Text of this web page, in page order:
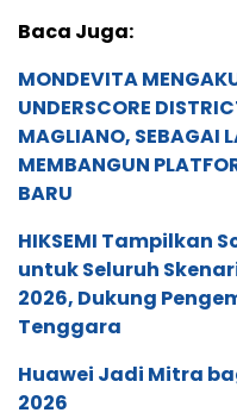
Baca Juga:
MONDEVITA
UNDERSCORE
MAGLIANO, SEBAGAI
MEMBANGUN
BARU
HIKSEMI Tampilkan
untuk Seluruh
2026, Dukung
Tenggara
Huawei Jadi Mitra
2026